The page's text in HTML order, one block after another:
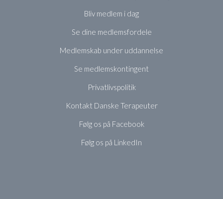
Bliv medlem i dag
Se dine medlemsfordele
Medlemskab under uddannelse
Se medlemskontingent
Privatlivspolitik
Kontakt Danske Terapeuter
Følg os på Facebook
Følg os på LinkedIn